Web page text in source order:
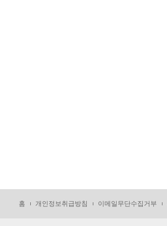
홈 개인정보취급방침 이메일무단수집거부